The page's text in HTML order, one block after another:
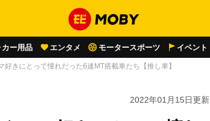
カー用品 エンタメ モータースポーツ イベント
きにとって憧れだった6速MT搭載車たち【推し車】
2022年01月15日更新